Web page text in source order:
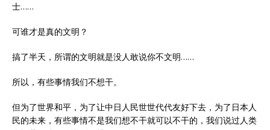
士……
可谁才是真的文明？
搞了半天，所谓的文明就是没人敢说你不文明……
所以，有些事情我们不想干。
但为了世界和平，为了让中日人民世世代代友好下去，为了日本人
民的未来，有些事情不是我们想不干就可以不干的，我们说过人类